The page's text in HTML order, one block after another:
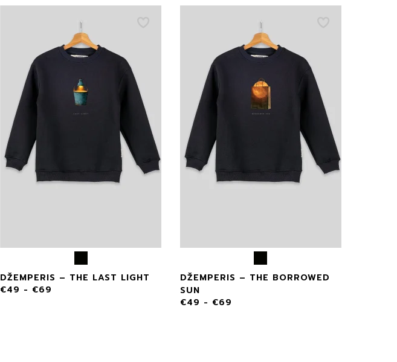
DŽEMPERIS – THE LAST LIGHT
€49 - €69
DŽEMPERIS – THE BORROWED
SUN
€49 - €69